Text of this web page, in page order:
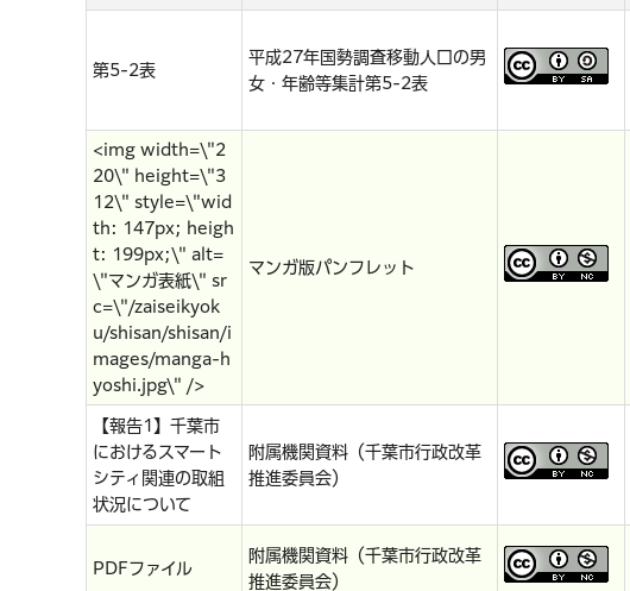
第5-2表
平成27年国勢調査移動人口の男
女・年齢等集計第5-2表
<img width=\"2
20\" height=\"3
12\" style=\"wid
th: 147px; heigh
t: 199px;\" alt=
\"マンガ表紙\" sr
c=\"/zaiseikyok
u/shisan/shisan/i
mages/manga-h
yoshi.jpg\" />
マンガ版パンフレット
【報告1】千葉市
におけるスマート
シティ関連の取組
状況について
附属機関資料（千葉市行政改革
推進委員会）
PDFファイル
附属機関資料（千葉市行政改革
推進委員会）